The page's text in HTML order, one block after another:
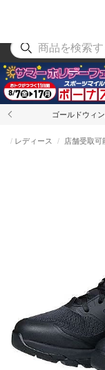
ゴールドウィ
レディース 店舗受取可